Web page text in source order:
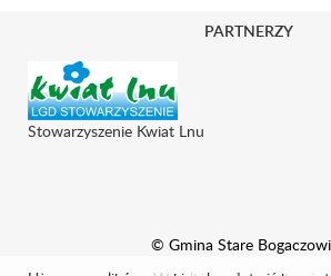
© Gmina Stare
PARTNERZY
Stowarzyszenie Kwiat Lnu